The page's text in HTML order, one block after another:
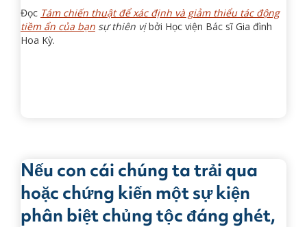
Đọc Tám chiến thuật để xác định và giảm thiểu tác động
tiềm ẩn của bạn sự thiên vịbởi Học viện Bác sĩ Gia đình
Hoa Kỳ.
Nếu con cái chúng ta trải qua
hoặc chứng kiến một sự kiện
phân biệt chủng tộc đáng ghét,